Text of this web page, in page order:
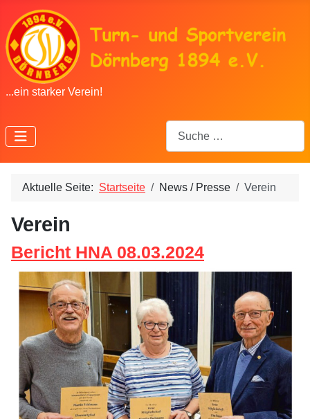
...ein starker Verein!
Aktuelle Seite: Startseite News / Presse Verein
Verein
Bericht HNA 08.03.2024